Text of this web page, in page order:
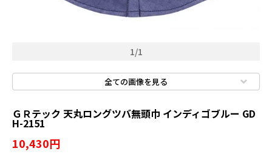
新規会員登録
ログイン
1/1
全ての画像を見る
ＧＲテック 天丸ロングツバ無頭巾 インディゴブルー GD
H-2151
10,430円